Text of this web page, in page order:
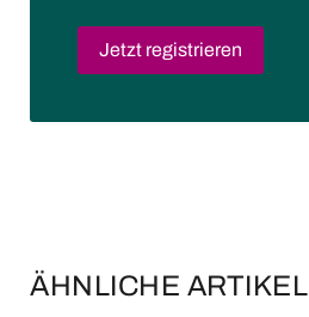
Jetzt registrieren
ÄHNLICHE ARTIKEL